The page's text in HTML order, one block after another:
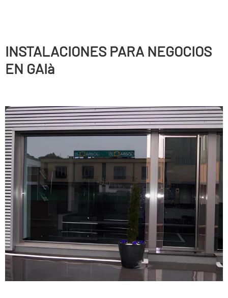
INSTALACIONES PARA NEGOCIOS
EN GAIà